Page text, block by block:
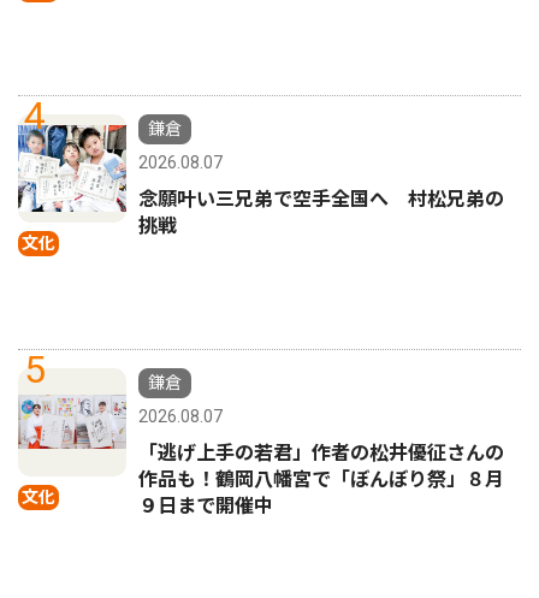
4
文化
鎌倉
2026.08.07
念願叶い三兄弟で空手全国へ 村松兄弟の
挑戦
5
文化
鎌倉
2026.08.07
「逃げ上手の若君」作者の松井優征さんの
作品も！鶴岡八幡宮で「ぼんぼり祭」８月
９日まで開催中